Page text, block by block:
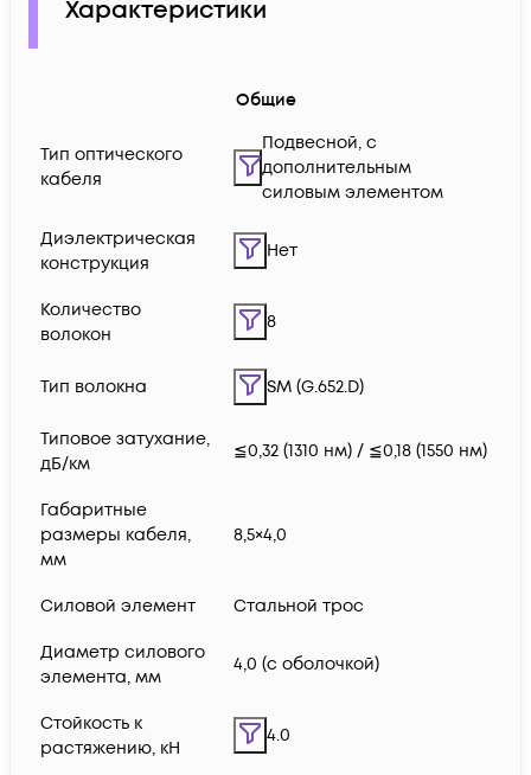
Характеристики
Общие
Тип оптического
кабеля
Подвесной, с
дополнительным
силовым элементом
Диэлектрическая
конструкция
Нет
Количество
волокон
8
Тип волокна SM (G.652.D)
Типовое затухание,
дБ/км
≦0,32 (1310 нм) / ≦0,18 (1550 нм)
Габаритные
размеры кабеля,
мм
8,5×4,0
Силовой элемент Стальной трос
Диаметр силового
элемента, мм
4,0 (с оболочкой)
Стойкость к
растяжению, кН
4.0